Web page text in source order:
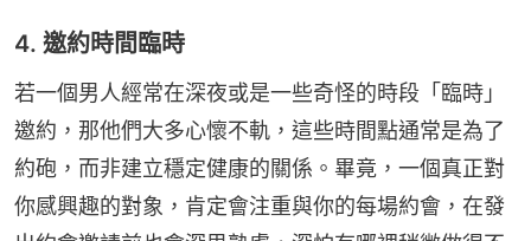
4. 邀約時間臨時
若一個男人經常在深夜或是一些奇怪的時段「臨時」
邀約，那他們大多心懷不軌，這些時間點通常是為了
約砲，而非建立穩定健康的關係。畢竟，一個真正對
你感興趣的對象，肯定會注重與你的每場約會，在發